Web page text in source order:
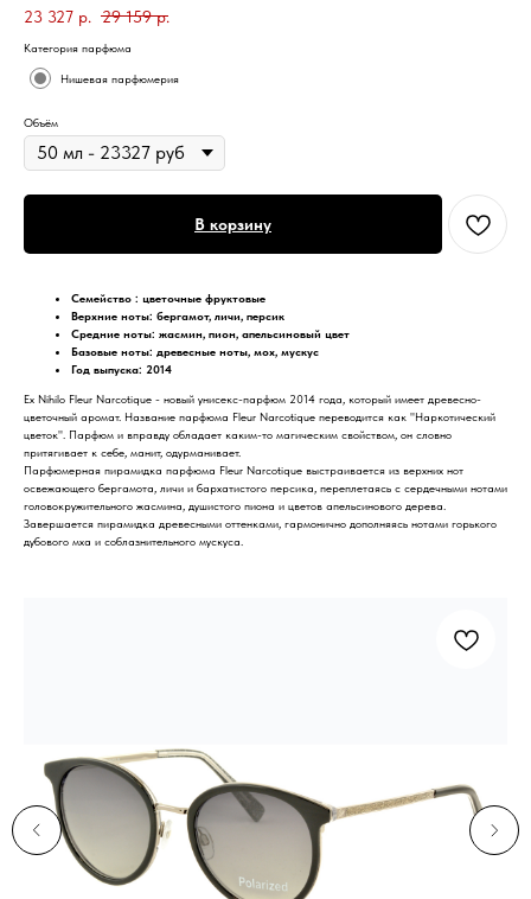
23 327 р. 29 159 р.
Категория парфюма
Нишевая парфюмерия
Объём
В корзину
Семейство : цветочные фруктовые
Верхние ноты: бергамот, личи, персик
Средние ноты: жасмин, пион, апельсиновый цвет
Базовые ноты: древесные ноты, мох, мускус
Год выпуска: 2014
Ex Nihilo Fleur Narcotique - новый унисекс-парфюм 2014 года, который имеет древесно-
цветочный аромат. Название парфюма Fleur Narcotique переводится как "Наркотический
цветок". Парфюм и вправду обладает каким-то магическим свойством, он словно
притягивает к себе, манит, одурманивает.
Парфюмерная пирамидка парфюма Fleur Narcotique выстраивается из верхних нот
освежающего бергамота, личи и бархатистого персика, переплетаясь с сердечными нотами
головокружительного жасмина, душистого пиона и цветов апельсинового дерева.
Завершается пирамидка древесными оттенками, гармонично дополняясь нотами горького
дубового мха и соблазнительного мускуса.